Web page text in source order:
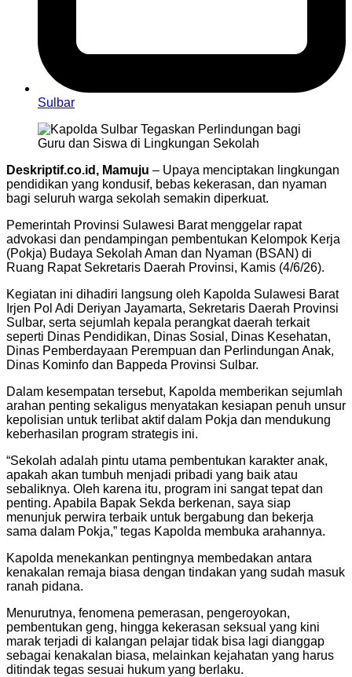
Sulbar
Deskriptif.co.id, Mamuju – Upaya menciptakan lingkungan
pendidikan yang kondusif, bebas kekerasan, dan nyaman
bagi seluruh warga sekolah semakin diperkuat.
Pemerintah Provinsi Sulawesi Barat menggelar rapat
advokasi dan pendampingan pembentukan Kelompok Kerja
(Pokja) Budaya Sekolah Aman dan Nyaman (BSAN) di
Ruang Rapat Sekretaris Daerah Provinsi, Kamis (4/6/26).
Kegiatan ini dihadiri langsung oleh Kapolda Sulawesi Barat
Irjen Pol Adi Deriyan Jayamarta, Sekretaris Daerah Provinsi
Sulbar, serta sejumlah kepala perangkat daerah terkait
seperti Dinas Pendidikan, Dinas Sosial, Dinas Kesehatan,
Dinas Pemberdayaan Perempuan dan Perlindungan Anak,
Dinas Kominfo dan Bappeda Provinsi Sulbar.
Dalam kesempatan tersebut, Kapolda memberikan sejumlah
arahan penting sekaligus menyatakan kesiapan penuh unsur
kepolisian untuk terlibat aktif dalam Pokja dan mendukung
keberhasilan program strategis ini.
“Sekolah adalah pintu utama pembentukan karakter anak,
apakah akan tumbuh menjadi pribadi yang baik atau
sebaliknya. Oleh karena itu, program ini sangat tepat dan
penting. Apabila Bapak Sekda berkenan, saya siap
menunjuk perwira terbaik untuk bergabung dan bekerja
sama dalam Pokja,” tegas Kapolda membuka arahannya.
Kapolda menekankan pentingnya membedakan antara
kenakalan remaja biasa dengan tindakan yang sudah masuk
ranah pidana.
Menurutnya, fenomena pemerasan, pengeroyokan,
pembentukan geng, hingga kekerasan seksual yang kini
marak terjadi di kalangan pelajar tidak bisa lagi dianggap
sebagai kenakalan biasa, melainkan kejahatan yang harus
ditindak tegas sesuai hukum yang berlaku.